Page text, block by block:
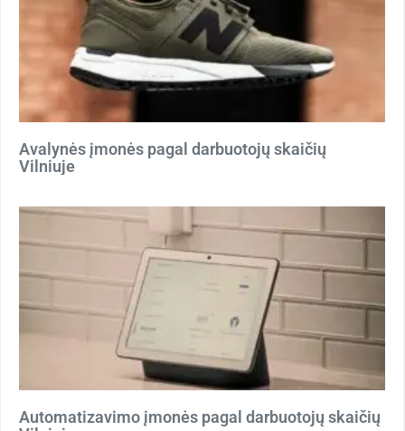
Avalynės įmonės pagal darbuotojų skaičių
Vilniuje
Automatizavimo įmonės pagal darbuotojų skaičių